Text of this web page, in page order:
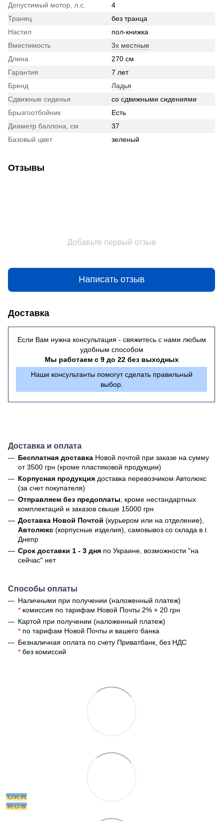
Допустимый мотор, л.с.
4
Транец
без транца
Настил
пол-книжка
Вместимость
3х местные
Длина
270 см
Гарантия
7 лет
Бренд
Ладья
Сдвижные сиденья
со сдвижными сидениями
Брызгоотбойник
Есть
Диаметр баллона, см
37
Базовый цвет
зеленый
Отзывы
Добавьте первый отзыв
Написать отзыв
Доставка
Если Вам нужна консультация - свяжитесь с нами любым
удобным способом
Мы работаем с 9 до 22 без выходных
Наши консультанты помогут сделать правильный
выбор.
Доставка и оплата
Бесплатная доставка Новой почтой при заказе на сумму
от 3500 грн (кроме пластиковой продукции)
Корпусная продукция доставка перевозчиком Автолюкс
(за счет покупателя)
Отправляем без предоплаты , кроме нестандартных
комплектаций и заказов свыше 15000 грн
Доставка Новой Почтой (курьером или на отделение),
Автолюкс (корпусные изделия), самовывоз со склада в г.
Днепр
Срок доставки 1 - 3 дня по Украине, возможности "на
сейчас" нет
Способы оплаты
Наличными при получении (наложенный платеж)
* комиссия по тарифам Новой Почты 2% + 20 грн
Картой при получении (наложенный платеж)
* по тарифам Новой Почты и вашего банка
Безналичная оплата по счету Приватбанк, без НДС
* без комиссий